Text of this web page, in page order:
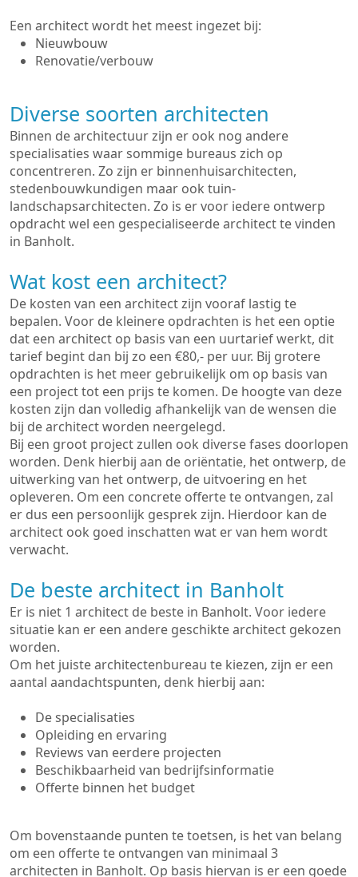
Een architect wordt het meest ingezet bij:
Nieuwbouw
Renovatie/verbouw
Diverse soorten architecten
Binnen de architectuur zijn er ook nog andere
specialisaties waar sommige bureaus zich op
concentreren. Zo zijn er binnenhuisarchitecten,
stedenbouwkundigen maar ook tuin-
landschapsarchitecten. Zo is er voor iedere ontwerp
opdracht wel een gespecialiseerde architect te vinden
in Banholt.
Wat kost een architect?
De kosten van een architect zijn vooraf lastig te
bepalen. Voor de kleinere opdrachten is het een optie
dat een architect op basis van een uurtarief werkt, dit
tarief begint dan bij zo een €80,- per uur. Bij grotere
opdrachten is het meer gebruikelijk om op basis van
een project tot een prijs te komen. De hoogte van deze
kosten zijn dan volledig afhankelijk van de wensen die
bij de architect worden neergelegd.
Bij een groot project zullen ook diverse fases doorlopen
worden. Denk hierbij aan de oriëntatie, het ontwerp, de
uitwerking van het ontwerp, de uitvoering en het
opleveren. Om een concrete offerte te ontvangen, zal
er dus een persoonlijk gesprek zijn. Hierdoor kan de
architect ook goed inschatten wat er van hem wordt
verwacht.
De beste architect in Banholt
Er is niet 1 architect de beste in Banholt. Voor iedere
situatie kan er een andere geschikte architect gekozen
worden.
Om het juiste architectenbureau te kiezen, zijn er een
aantal aandachtspunten, denk hierbij aan:
De specialisaties
Opleiding en ervaring
Reviews van eerdere projecten
Beschikbaarheid van bedrijfsinformatie
Offerte binnen het budget
Om bovenstaande punten te toetsen, is het van belang
om een offerte te ontvangen van minimaal 3
architecten in Banholt. Op basis hiervan is er een goede